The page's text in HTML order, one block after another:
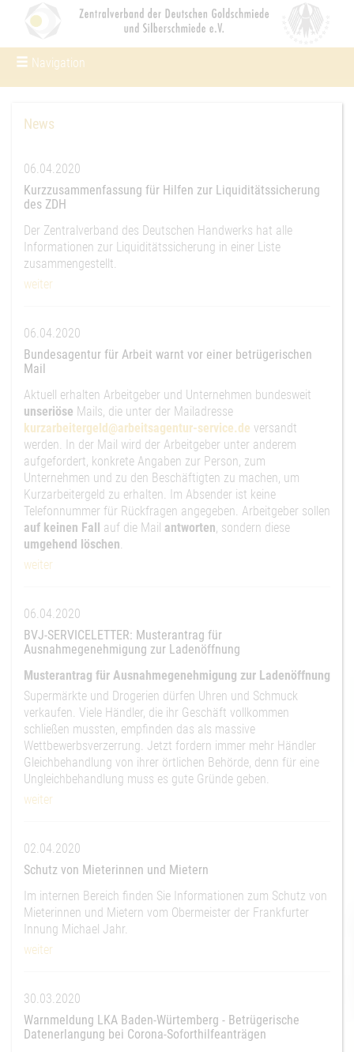
Navigation
News
06.04.2020
Kurzzusammenfassung für Hilfen zur Liquiditätssicherung
des ZDH
Der Zentralverband des Deutschen Handwerks hat alle
Informationen zur Liquiditätssicherung in einer Liste
zusammengestellt.
weiter
06.04.2020
Bundesagentur für Arbeit warnt vor einer betrügerischen
Mail
Aktuell erhalten Arbeitgeber und Unternehmen bundesweit
unseriöse Mails, die unter der Mailadresse
kurzarbeitergeld@arbeitsagentur-service.de versandt
werden. In der Mail wird der Arbeitgeber unter anderem
aufgefordert, konkrete Angaben zur Person, zum
Unternehmen und zu den Beschäftigten zu machen, um
Kurzarbeitergeld zu erhalten. Im Absender ist keine
Telefonnummer für Rückfragen angegeben. Arbeitgeber sollen
auf keinen Fall auf die Mail antworten, sondern diese
umgehend löschen.
weiter
06.04.2020
BVJ-SERVICELETTER: Musterantrag für
Ausnahmegenehmigung zur Ladenöffnung
Musterantrag für Ausnahmegenehmigung zur Ladenöffnung
Supermärkte und Drogerien dürfen Uhren und Schmuck
verkaufen. Viele Händler, die ihr Geschäft vollkommen
schließen mussten, empfinden das als massive
Wettbewerbsverzerrung. Jetzt fordern immer mehr Händler
Gleichbehandlung von ihrer örtlichen Behörde, denn für eine
Ungleichbehandlung muss es gute Gründe geben.
weiter
02.04.2020
Schutz von Mieterinnen und Mietern
Im internen Bereich finden Sie Informationen zum Schutz von
Mieterinnen und Mietern vom Obermeister der Frankfurter
Innung Michael Jahr.
weiter
30.03.2020
Warnmeldung LKA Baden-Würtemberg - Betrügerische
Datenerlangung bei Corona-Soforthilfeanträgen